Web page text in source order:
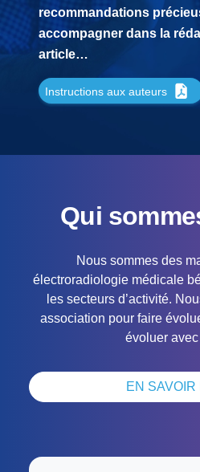
recommandations
accompagner dans la
article…
Instructions aux auteurs
Qui
Nous sommes des
électroradiologie médicale
les secteurs d’activité.
association pour faire
évoluer
EN SAVOIR